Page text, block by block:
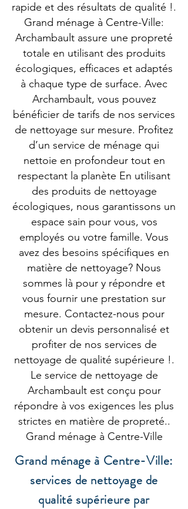
rapide et des résultats de qualité !.
Grand ménage à Centre-Ville:
Archambault assure une propreté
totale en utilisant des produits
écologiques, efficaces et adaptés
à chaque type de surface. Avec
Archambault, vous pouvez
bénéficier de tarifs de nos services
de nettoyage sur mesure. Profitez
d’un service de ménage qui
nettoie en profondeur tout en
respectant la planète En utilisant
des produits de nettoyage
écologiques, nous garantissons un
espace sain pour vous, vos
employés ou votre famille. Vous
avez des besoins spécifiques en
matière de nettoyage? Nous
sommes là pour y répondre et
vous fournir une prestation sur
mesure. Contactez-nous pour
obtenir un devis personnalisé et
profiter de nos services de
nettoyage de qualité supérieure !.
Le service de nettoyage de
Archambault est conçu pour
répondre à vos exigences les plus
strictes en matière de propreté..
Grand ménage à Centre-Ville
Grand ménage à Centre-Ville:
services de nettoyage de
qualité supérieure par